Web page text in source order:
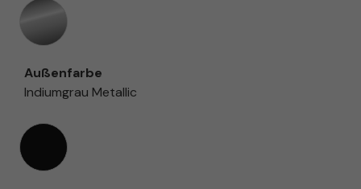
Außenfarbe
Indiumgrau Metallic
Innenausstattung